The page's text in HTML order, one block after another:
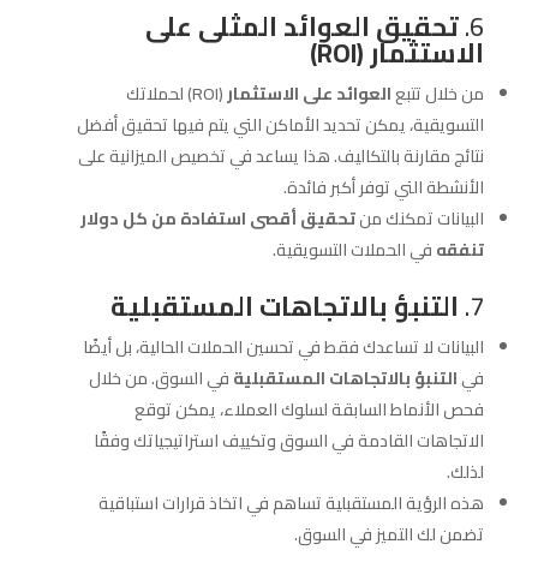
6. تحقيق العوائد المثلى على
الاستثمار (ROI)
من خلال تتبعالعوائد على الاستثمار
(ROI) لحملاتك
التسويقية، يمكن تحديد الأماكن التي يتم فيها تحقيق أفضل
نتائج مقارنة بالتكاليف. هذا يساعد في تخصيص الميزانية على
الأنشطة التي توفر أكبر فائدة.
البيانات تمكنك منتحقيق أقصى استفادة من كل دولار
تنفقهفي الحملات التسويقية.
7. التنبؤ بالاتجاهات المستقبلية
البيانات لا تساعدك فقط في تحسين الحملات الحالية، بل أيضًا
فيالتنبؤ بالاتجاهات المستقبليةفي السوق. من خلال
فحص الأنماط السابقة لسلوك العملاء، يمكن توقع
الاتجاهات القادمة في السوق وتكييف استراتيجياتك وفقًا
لذلك.
هذه الرؤية المستقبلية تساهم في اتخاذ قرارات استباقية
تضمن لك التميز في السوق.